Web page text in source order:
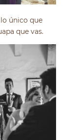
único que
que vas.